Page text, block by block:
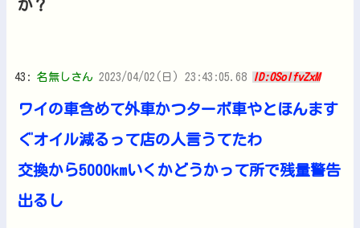
か？
43: 名無しさん 2023/04/02(日) 23:43:05.68 ID:0SolfvZxM
ワイの車含めて外車かつターボ車やとほんます
ぐオイル減るって店の人言うてたわ
交換から5000kmいくかどうかって所で残量警告
出るし